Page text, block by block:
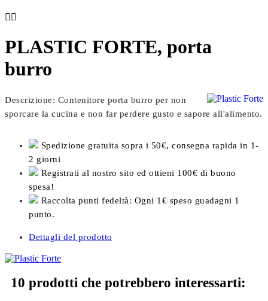
 
PLASTIC FORTE, porta
burro
Descrizione: Contenitore porta burro per non
sporcare la cucina e non far perdere gusto e sapore all'alimento.
Spedizione gratuita sopra i 50€, consegna rapida in 1-
2 giorni
Registrati al nostro sito ed ottieni 100€ di buono
spesa!
Raccolta punti fedeltà: Ogni 1€ speso guadagni 1
punto.
Dettagli del prodotto
10 prodotti che potrebbero interessarti: